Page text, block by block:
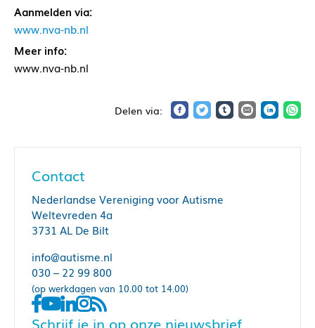
Aanmelden via:
www.nva-nb.nl
Meer info:
www.nva-nb.nl
Contact
Nederlandse Vereniging voor Autisme
Weltevreden 4a
3731 AL De Bilt
info@autisme.nl
030 – 22 99 800
(op werkdagen van 10.00 tot 14.00)
Schrijf je in op onze nieuwsbrief